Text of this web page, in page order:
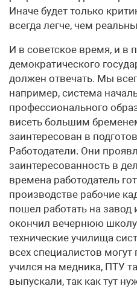
Иначе будет только
всегда легче, чем
И в советское время, и в
демократического
должен отвечать. Мы
например, система
профессионального
висеть большим
заинтересован в
Работодатели. Они
заинтересованность в
времена работодатель
производстве рабочие
пошел работать на завод
окончил вечернюю
технические училища
всех специалистов
учился на медника, ПТУ
выпускали, так как тут